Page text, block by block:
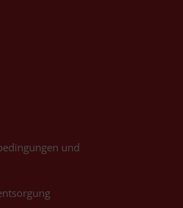
und